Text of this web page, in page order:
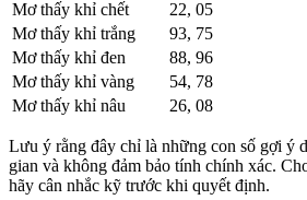
Mơ thấy khỉ chết
22, 05
Mơ thấy khỉ trắng
93, 75
Mơ thấy khỉ đen
88, 96
Mơ thấy khỉ vàng
54, 78
Mơ thấy khỉ nâu
26, 08
Lưu ý rằng đây chỉ là những con số gợi ý
gian và không đảm bảo tính chính xác.
hãy cân nhắc kỹ trước khi quyết định.